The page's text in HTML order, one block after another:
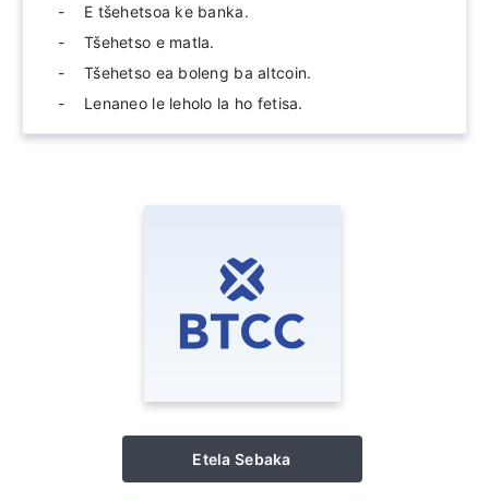
E tšehetsoa ke banka.
Tšehetso e matla.
Tšehetso ea boleng ba altcoin.
Lenaneo le leholo la ho fetisa.
Etela Sebaka